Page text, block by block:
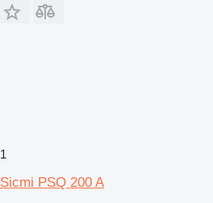
1
Sicmi PSQ 200 A